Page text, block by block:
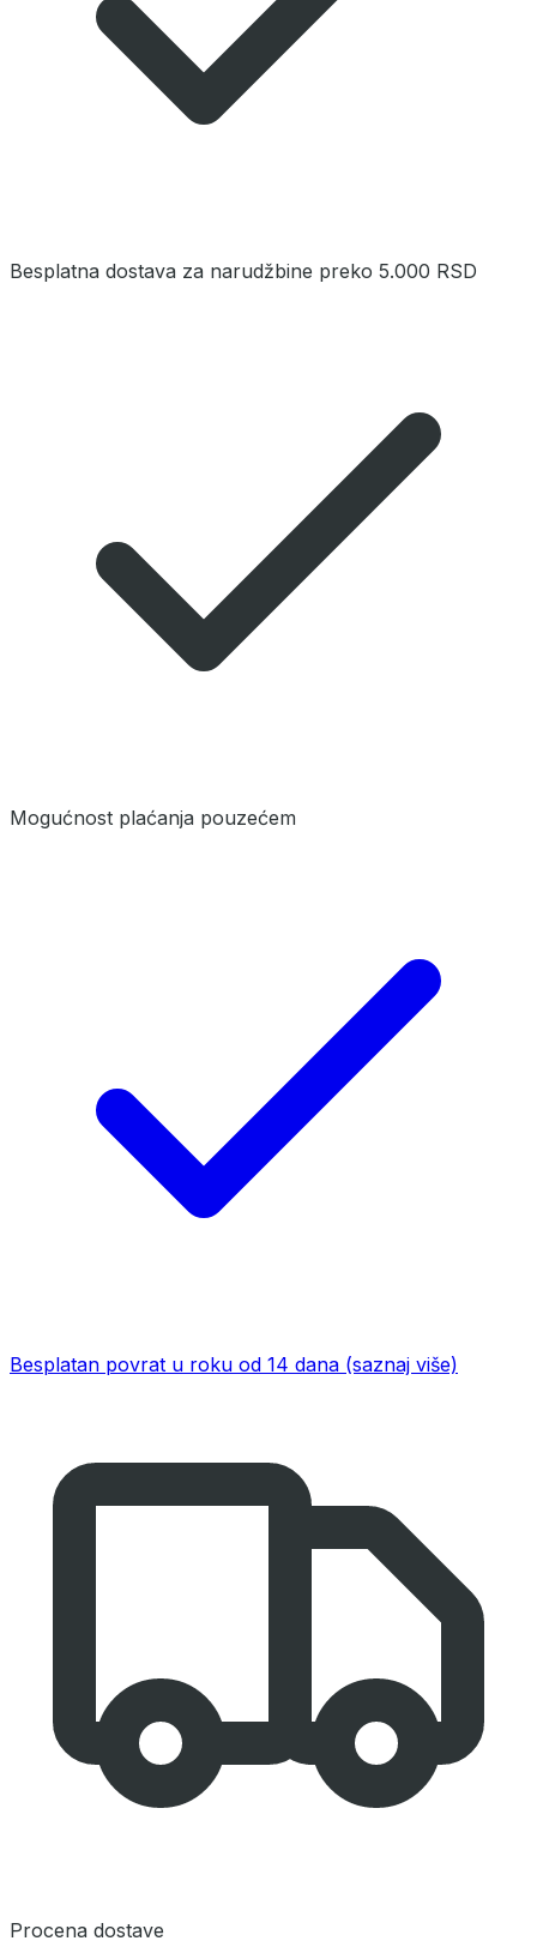
Besplatna dostava za narudžbine preko 5.000 RSD
Mogućnost plaćanja pouzećem
Besplatan povrat u roku od 14 dana (saznaj više)
Procena dostave